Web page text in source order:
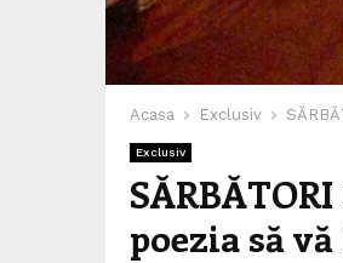
Acasa Exclusiv
Exclusiv
poezia să